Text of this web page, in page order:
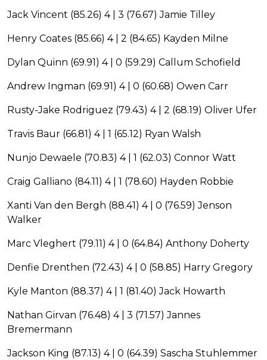
Jack Vincent (85.26) 4 | 3 (76.67) Jamie Tilley
Henry Coates (85.66) 4 | 2 (84.65) Kayden Milne
Dylan Quinn (69.91) 4 | 0 (59.29) Callum Schofield
Andrew Ingman (69.91) 4 | 0 (60.68) Owen Carr
Rusty-Jake Rodriguez (79.43) 4 | 2 (68.19) Oliver Ufer
Travis Baur (66.81) 4 | 1 (65.12) Ryan Walsh
Nunjo Dewaele (70.83) 4 | 1 (62.03) Connor Watt
Craig Galliano (84.11) 4 | 1 (78.60) Hayden Robbie
Xanti Van den Bergh (88.41) 4 | 0 (76.59) Jenson
Walker
Marc Vleghert (79.11) 4 | 0 (64.84) Anthony Doherty
Denfie Drenthen (72.43) 4 | 0 (58.85) Harry Gregory
Kyle Manton (88.37) 4 | 1 (81.40) Jack Howarth
Nathan Girvan (76.48) 4 | 3 (71.57) Jannes
Bremermann
Jackson King (87.13) 4 | 0 (64.39) Sascha Stuhlemmer